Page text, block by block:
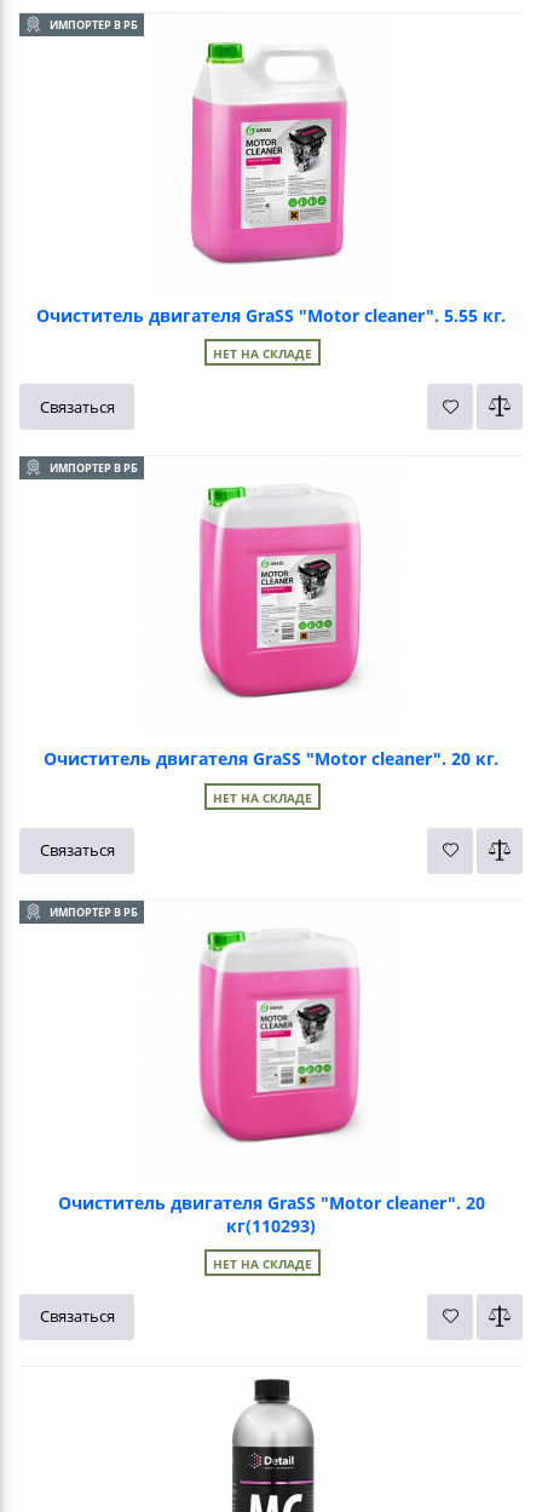
ИМПОРТЕР В РБ
Очиститель двигателя GraSS "Motor cleaner". 5.55 кг.
НЕТ НА СКЛАДЕ
Связаться
ИМПОРТЕР В РБ
Очиститель двигателя GraSS "Motor cleaner". 20 кг.
НЕТ НА СКЛАДЕ
Связаться
ИМПОРТЕР В РБ
Очиститель двигателя GraSS "Motor cleaner". 20
кг(110293)
НЕТ НА СКЛАДЕ
Связаться